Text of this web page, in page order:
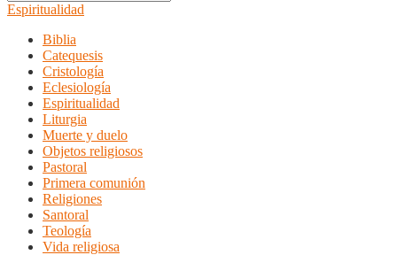
Espiritualidad
Biblia
Catequesis
Cristología
Eclesiología
Espiritualidad
Liturgia
Muerte y duelo
Objetos religiosos
Pastoral
Primera comunión
Religiones
Santoral
Teología
Vida religiosa